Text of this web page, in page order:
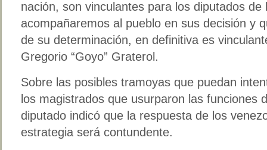
nación, son vinculantes para los diputados de
acompañaremos al pueblo en sus decisión y
de su determinación, en definitiva es
Gregorio “Goyo” Graterol.
Sobre las posibles tramoyas que puedan
los magistrados que usurparon las funciones
diputado indicó que la respuesta de los
estrategia será contundente.